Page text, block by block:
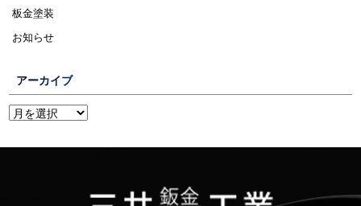
板金塗装
お知らせ
アーカイブ